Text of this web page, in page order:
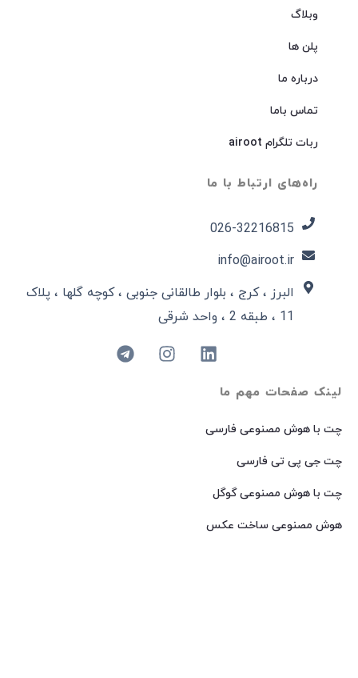
لینک صفحات مهم ما
چت با هوش مصنوعی فارسی
چت جی پی تی فارسی
چت با هوش مصنوعی گوگل
هوش مصنوعی ساخت عکس
وبلاگ
پلن ها
درباره ما
تماس باما
ربات تلگرام airoot
راه‌های ارتباط با ما
026-32216815​
info@airoot.ir
البرز ، کرج ، بلوار طالقانی جنوبی ، کوچه گلها ، پلاک
11 ، طبقه 2 ، واحد شرقی